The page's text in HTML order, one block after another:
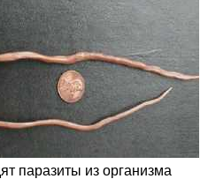
паразиты из организма